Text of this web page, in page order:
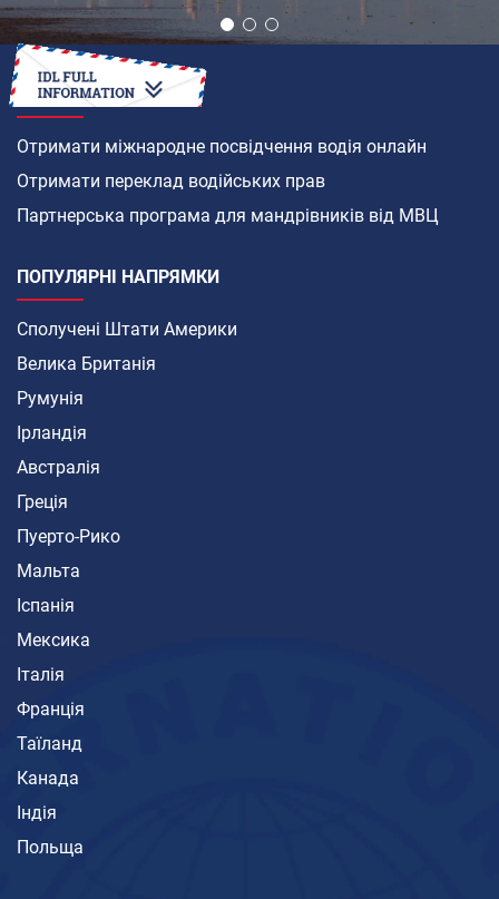
ЯК
Отримати міжнародне посвідчення водія онлайн
Отримати переклад водійських прав
Партнерська програма для мандрівників від МВЦ
ПОПУЛЯРНІ НАПРЯМКИ
Сполучені Штати Америки
Велика Британія
Румунія
Ірландія
Австралія
Греція
Пуерто-Рико
Мальта
Іспанія
Мексика
Італія
Франція
Таїланд
Канада
Індія
Польща